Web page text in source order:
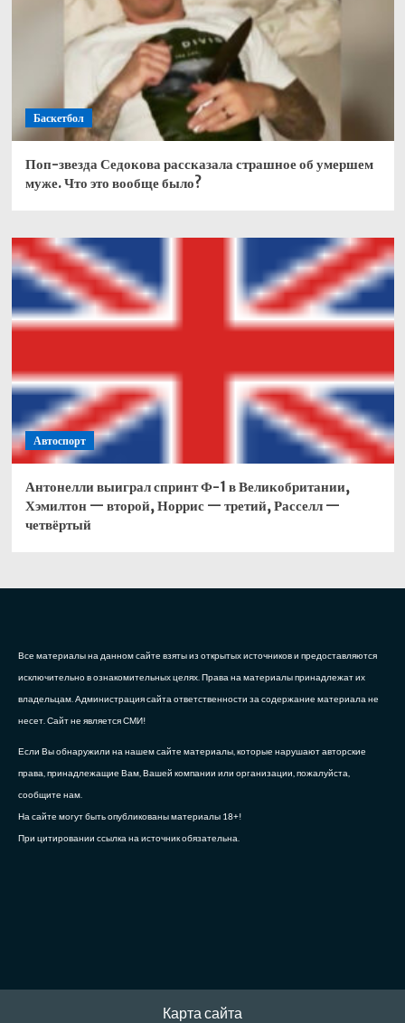
Баскетбол
Поп-звезда Седокова рассказала страшное об умершем
муже. Что это вообще было?
Автоспорт
Антонелли выиграл спринт Ф-1 в Великобритании,
Хэмилтон — второй, Норрис — третий, Расселл —
четвёртый
Все материалы на данном сайте взяты из открытых источников и предоставляются
исключительно в ознакомительных целях. Права на материалы принадлежат их
владельцам. Администрация сайта ответственности за содержание материала не
несет. Сайт не является СМИ!
Если Вы обнаружили на нашем сайте материалы, которые нарушают авторские
права, принадлежащие Вам, Вашей компании или организации, пожалуйста,
сообщите нам.
На сайте могут быть опубликованы материалы 18+!
При цитировании ссылка на источник обязательна.
Карта сайта